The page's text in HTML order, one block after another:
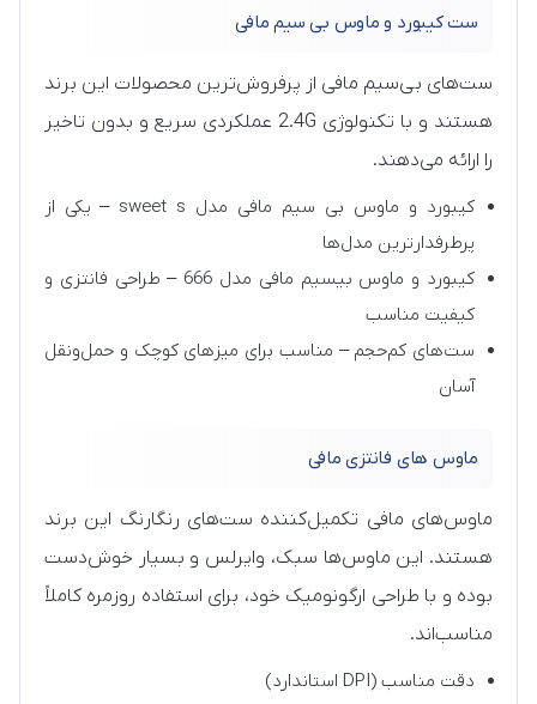
ست کیبورد و ماوس بی‌ سیم مافی
ست‌های بی‌سیم مافی از پرفروش‌ترین محصولات این برند
هستند و با تکنولوژی 2.4G عملکردی سریع و بدون تاخیر
را ارائه می‌دهند.
کیبورد و ماوس بی سیم مافی مدل sweet s – یکی از
پرطرفدارترین مدل‌ها
کیبورد و ماوس بیسیم مافی مدل 666 – طراحی فانتزی و
کیفیت مناسب
ست‌های کم‌حجم – مناسب برای میزهای کوچک و حمل‌ونقل
آسان
ماوس‌ های فانتزی مافی
ماوس‌های مافی تکمیل‌کننده ست‌های رنگارنگ این برند
هستند. این ماوس‌ها سبک، وایرلس و بسیار خوش‌دست
بوده و با طراحی ارگونومیک خود، برای استفاده روزمره کاملاً
مناسب‌اند.
دقت مناسب (DPI استاندارد)